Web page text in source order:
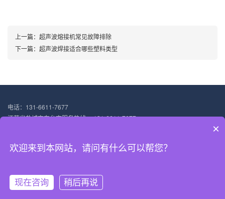
上一篇： 超声波熔接机常见故障排除
下一篇： 超声波焊接适合哪些塑料类型
电话：131-6611-7677
江苏省盐城市东台市服务热线： 131-6611-7677
稷械超声波科技（上海）有限公司主营：超声波塑料焊接机 塑料超声波焊接机
×
欢迎来到本网站，请问有什么可以帮您？
现在咨询 稍后再说